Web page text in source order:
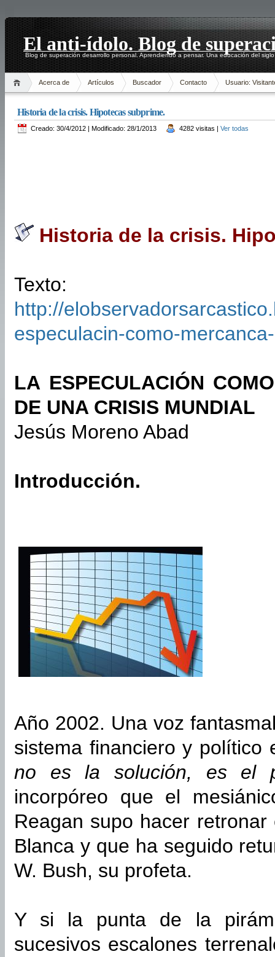
El anti-ídolo. Blog de
Blog de superación desarrollo personal. Aprendiendo a pensar. Una educación del
Acerca de Artículos Buscador Contacto Usuario:
Historia de la crisis. Hipotecas subprime.
Creado: 30/4/2012 | Modificado: 28/1/2013 4282 visitas | Ver todas
Historia de la crisis.
Texto:
http://
especulacin-como-
LA ESPECULACIÓN
DE UNA CRISIS MUNDIAL
Jesús Moreno Abad
Introducción.
Año 2002. Una voz
sistema financiero y político
no es la solución, es el
incorpóreo que el
Reagan supo hacer
Blanca y que ha seguido
W. Bush, su profeta.
Y si la punta de la
sucesivos escalones